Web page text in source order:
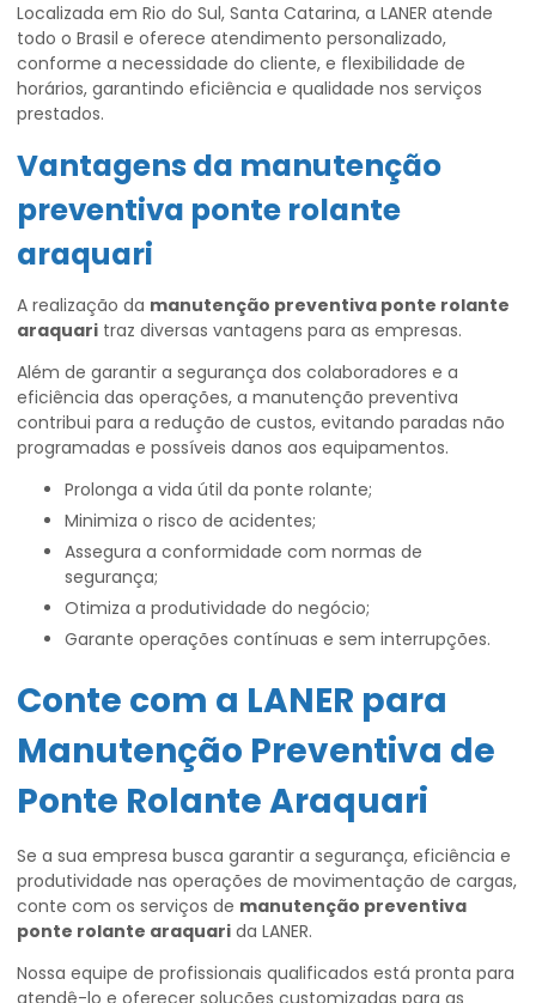
Localizada em Rio do Sul, Santa Catarina, a LANER atende
todo o Brasil e oferece atendimento personalizado,
conforme a necessidade do cliente, e flexibilidade de
horários, garantindo eficiência e qualidade nos serviços
prestados.
Vantagens da manutenção
preventiva ponte rolante
araquari
A realização da manutenção preventiva ponte rolante
araquari traz diversas vantagens para as empresas.
Além de garantir a segurança dos colaboradores e a
eficiência das operações, a manutenção preventiva
contribui para a redução de custos, evitando paradas não
programadas e possíveis danos aos equipamentos.
Prolonga a vida útil da ponte rolante;
Minimiza o risco de acidentes;
Assegura a conformidade com normas de
segurança;
Otimiza a produtividade do negócio;
Garante operações contínuas e sem interrupções.
Conte com a LANER para
Manutenção Preventiva de
Ponte Rolante Araquari
Se a sua empresa busca garantir a segurança, eficiência e
produtividade nas operações de movimentação de cargas,
conte com os serviços de manutenção preventiva
ponte rolante araquari da LANER.
Nossa equipe de profissionais qualificados está pronta para
atendê-lo e oferecer soluções customizadas para as